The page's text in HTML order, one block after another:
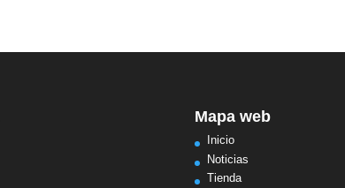
Mapa web
Inicio
Noticias
Tienda